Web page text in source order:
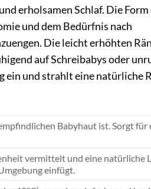
erholsamen Schlaf. Die Form
und dem Bedürfnis nach
Die leicht erhöhten
auf Schreibabys oder
und strahlt eine natürliche
Babyhaut ist. Sorgt für
vermittelt und eine natürliche
einfügt.